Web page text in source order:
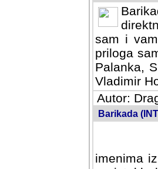
sam i
priloga
Palanka,
Vladimir
Autor:
Barikada
imenima